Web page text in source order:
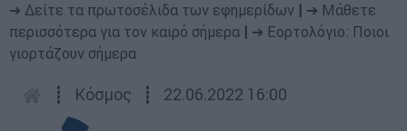
➔ Δείτε τα πρωτοσέλιδα των εφημερίδων
➔ Μάθετε
περισσότερα για τον καιρό σήμερα
➔ Εορτολόγιο: Ποιοι
γιορτάζουν σήμερα
┋ Κόσμος ┋ 22.06.2022 16:00